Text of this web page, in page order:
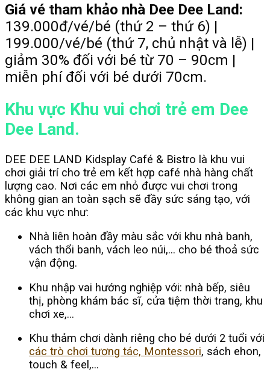
Giá vé tham khảo nhà Dee Dee Land:
139.000đ/vé/bé (thứ 2 – thứ 6) |
199.000/vé/bé (thứ 7, chủ nhật và lễ) |
giảm 30% đối với bé từ 70 – 90cm |
miễn phí đối với bé dưới 70cm.
Khu vực Khu vui chơi trẻ em Dee
Dee Land.
DEE DEE LAND Kidsplay Café & Bistro là khu vui
chơi giải trí cho trẻ em kết hợp café nhà hàng chất
lượng cao. Nơi các em nhỏ được vui chơi trong
không gian an toàn sạch sẽ đầy sức sáng tạo, với
các khu vực như:
Nhà liên hoàn đầy màu sắc với khu nhà banh,
vách thổi banh, vách leo núi,… cho bé thoả sức
vận động.
Khu nhập vai hướng nghiệp với: nhà bếp, siêu
thị, phòng khám bác sĩ, cửa tiệm thời trang, khu
chơi xe,…
Khu thảm chơi dành riêng cho bé dưới 2 tuổi với
các trò chơi tương tác, Montessori, sách ehon,
touch & feel,…